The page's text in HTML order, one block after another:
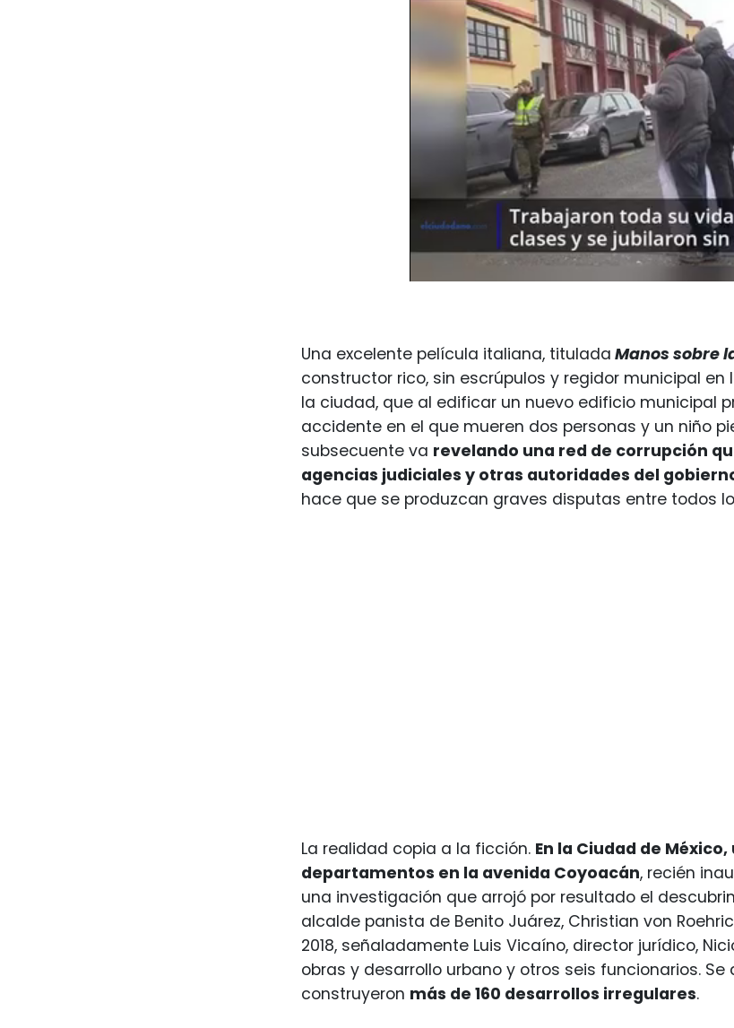
Una excelente película italiana, titulada Manos sobre
constructor rico, sin escrúpulos y regidor municipal
la ciudad, que al edificar un nuevo edificio municipal
accidente en el que mueren dos personas y un niño
subsecuente va revelando una red de corrupción
agencias judiciales y otras autoridades del
hace que se produzcan graves disputas entre todos
La realidad copia a la ficción. En la Ciudad de
departamentos en la avenida Coyoacán, recién
una investigación que arrojó por resultado el
alcalde panista de Benito Juárez, Christian von
2018, señaladamente Luis Vicaíno, director jurídico,
obras y desarrollo urbano y otros seis funcionarios.
construyeron más de 160 desarrollos irregulares.